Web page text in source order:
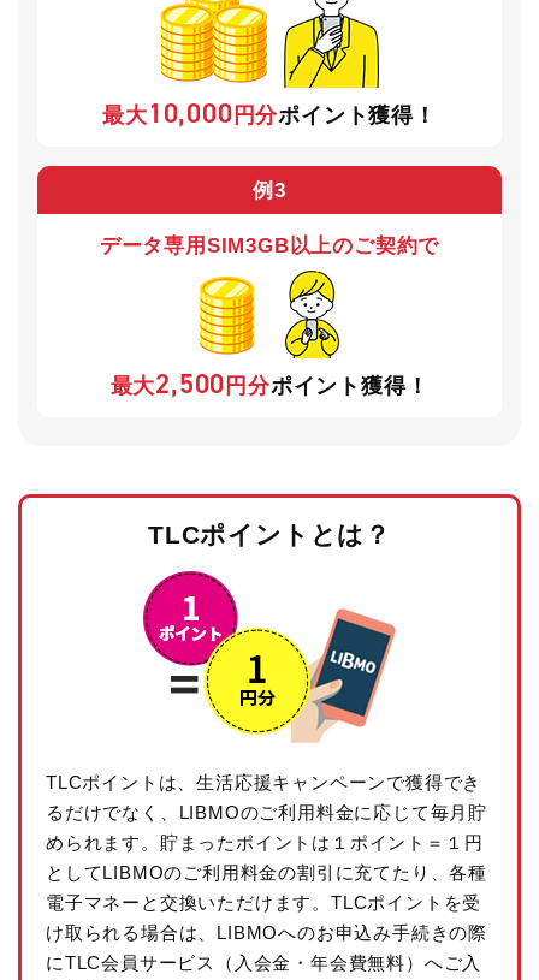
最大 10,000 円分ポイント獲得！
例3
データ専用SIM3GB以上のご契約で
最大2,500 円分ポイント獲得！
TLCポイントとは？
TLCポイントは、生活応援キャンペーンで獲得でき
るだけでなく、LIBMOのご利用料金に応じて毎月貯
められます。貯まったポイントは１ポイント＝１円
としてLIBMOのご利用料金の割引に充てたり、各種
電子マネーと交換いただけます。TLCポイントを受
け取られる場合は、LIBMOへのお申込み手続きの際
にTLC会員サービス（入会金・年会費無料）へご入